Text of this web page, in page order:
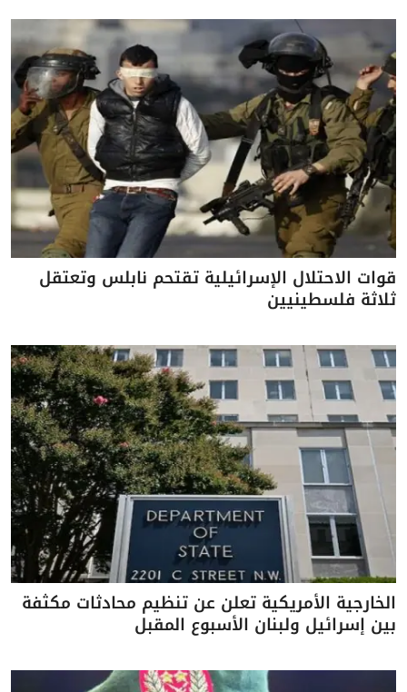
قوات الاحتلال الإسرائيلية تقتحم نابلس وتعتقل
ثلاثة فلسطينيين
الخارجية الأمريكية تعلن عن تنظيم محادثات مكثفة
بين إسرائيل ولبنان الأسبوع المقبل